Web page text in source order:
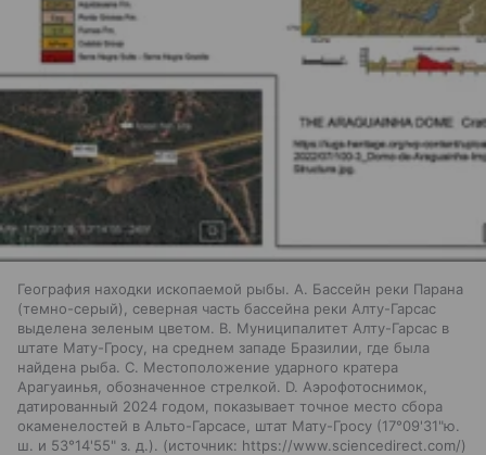
География находки ископаемой рыбы. A. Бассейн реки Парана
(темно-серый), северная часть бассейна реки Алту-Гарсас
выделена зеленым цветом. B. Муниципалитет Алту-Гарсас в
штате Мату-Гросу, на среднем западе Бразилии, где была
найдена рыба. C. Местоположение ударного кратера
Арагуаинья, обозначенное стрелкой. D. Аэрофотоснимок,
датированный 2024 годом, показывает точное место сбора
окаменелостей в Альто-Гарсасе, штат Мату-Гросу (17°09'31"ю.
ш. и 53°14'55" з. д.).
источник: https://www.sciencedirect.com/